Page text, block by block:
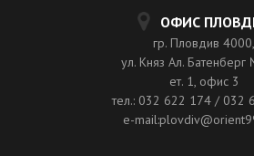
ОФИС
гр. Пловдив 4000,
ул. Княз Ал.
ет. 1, офис 3
тел.: 032 622 174 / 032
e-